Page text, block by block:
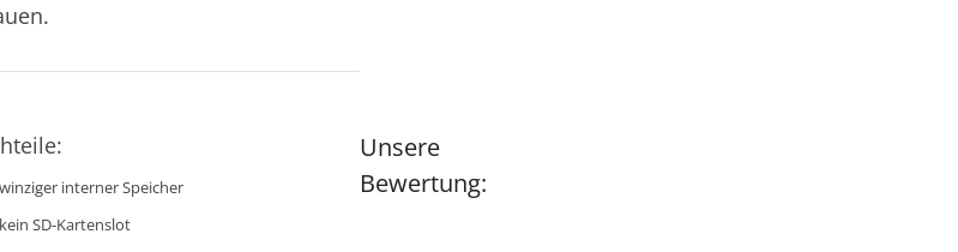
winziger interner Speicher
kein SD-Kartenslot
Unsere
Bewertung: